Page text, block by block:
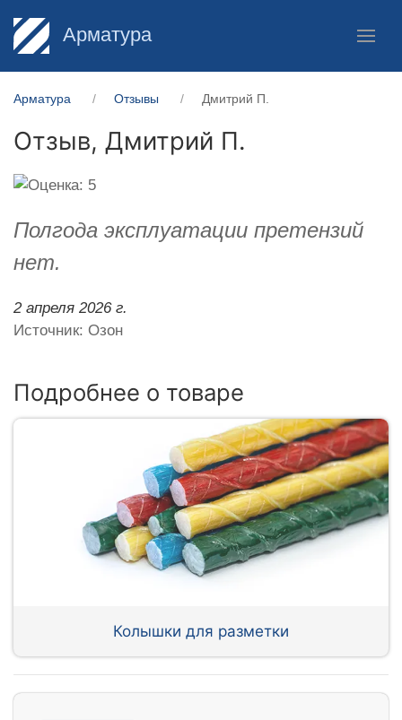
Арматура
Арматура Отзывы Дмитрий П.
Отзыв, Дмитрий П.
Полгода эксплуатации претензий
нет.
2 апреля 2026 г.
Источник: Озон
Подробнее о товаре
Колышки для разметки